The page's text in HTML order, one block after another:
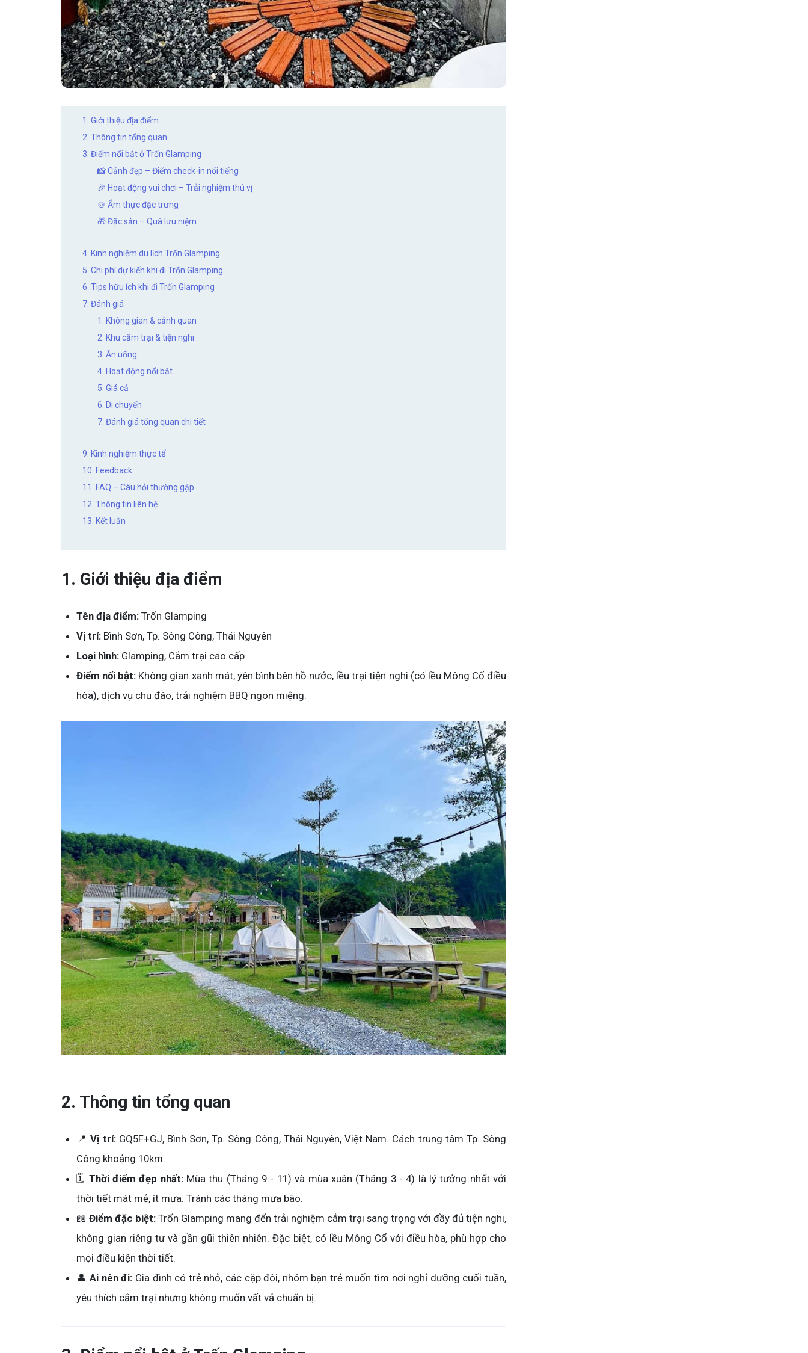
1. Giới thiệu địa điểm
2. Thông tin tổng quan
3. Điểm nổi bật ở Trốn Glamping
📸 Cảnh đẹp – Điểm check-in nổi tiếng
🎉 Hoạt động vui chơi – Trải nghiệm thú vị
🍲 Ẩm thực đặc trưng
🎁 Đặc sản – Quà lưu niệm
4. Kinh nghiệm du lịch Trốn Glamping
5. Chi phí dự kiến khi đi Trốn Glamping
6. Tips hữu ích khi đi Trốn Glamping
7. Đánh giá
1. Không gian & cảnh quan
2. Khu cắm trại & tiện nghi
3. Ăn uống
4. Hoạt động nổi bật
5. Giá cả
6. Di chuyển
7. Đánh giá tổng quan chi tiết
9. Kinh nghiệm thực tế
10. Feedback
11. FAQ – Câu hỏi thường gặp
12. Thông tin liên hệ
13. Kết luận
1. Giới thiệu địa điểm
Tên địa điểm: Trốn Glamping
Vị trí: Bình Sơn, Tp. Sông Công, Thái Nguyên
Loại hình: Glamping, Cắm trại cao cấp
Điểm nổi bật: Không gian xanh mát, yên bình bên hồ nước, lều trại tiện nghi (có lều Mông Cổ điều
hòa), dịch vụ chu đáo, trải nghiệm BBQ ngon miệng.
2. Thông tin tổng quan
📍Vị trí:GQ5F+GJ, Bình Sơn, Tp. Sông Công, Thái Nguyên, Việt Nam. Cách trung tâm Tp. Sông
Công khoảng 10km.
🗓️ Thời điểm đẹp nhất:Mùa thu (Tháng 9 - 11) và mùa xuân (Tháng 3 - 4) là lý tưởng nhất với
thời tiết mát mẻ, ít mưa. Tránh các tháng mưa bão.
📖 Điểm đặc biệt: Trốn Glamping mang đến trải nghiệm cắm trại sang trọng với đầy đủ tiện nghi,
không gian riêng tư và gần gũi thiên nhiên. Đặc biệt, có lều Mông Cổ với điều hòa, phù hợp cho
mọi điều kiện thời tiết.
👤Ai nên đi: Gia đình có trẻ nhỏ, các cặp đôi, nhóm bạn trẻ muốn tìm nơi nghỉ dưỡng cuối tuần,
yêu thích cắm trại nhưng không muốn vất vả chuẩn bị.